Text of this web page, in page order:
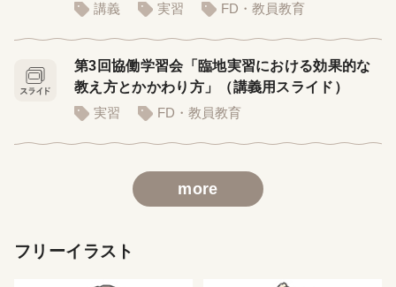
講義
実習 FD・教員教育
第3回協働学習会「臨地実習における効果的な
教え方とかかわり方」（講義用スライド）
実習
FD・教員教育
more
フリーイラスト